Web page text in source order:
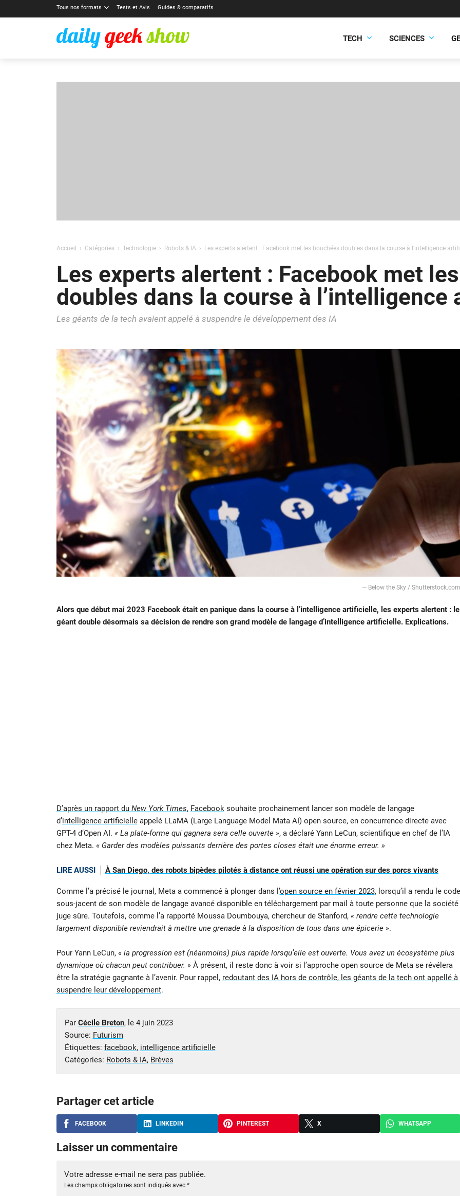
Tous nos formats Tests et Avis Guides & comparatifs
TECH SCIENCES
Accueil Catégories Technologie Robots & IA Les experts alertent : Facebook met les bouchées doubles dans la course à l’intelligence
Les experts alertent : Facebook met
doubles dans la course à
Les géants de la tech avaient appelé à suspendre le développement des IA
— Below the Sky / Shutterstock.com
Alors que début mai 2023 Facebook était en panique dans la course à l’intelligence artificielle, les experts alertent : le
géant double désormais sa décision de rendre son grand modèle de langage d’intelligence artificielle. Explications.
D’après un rapport du New York Times, Facebooksouhaite prochainement lancer son modèle de langage
d’intelligence artificielleappelé LLaMA (Large Language Model Mata AI) open source, en concurrence directe avec
GPT-4 d’Open AI. « La plate-forme qui gagnera sera celle ouverte », a déclaré Yann LeCun, scientifique en chef de l’IA
chez Meta. « Garder des modèles puissants derrière des portes closes était une énorme erreur. »
LIRE AUSSI À San Diego, des robots bipèdes pilotés à distance ont réussi une opération sur des porcs vivants
Comme l’a précisé le journal, Meta a commencé à plonger dans l’open source en février 2023, lorsqu’il a rendu le code
sous-jacent de son modèle de langage avancé disponible en téléchargement par mail à toute personne que la société
juge sûre. Toutefois, comme l’a rapporté Moussa Doumbouya, chercheur de Stanford, « rendre cette technologie
largement disponible reviendrait à mettre une grenade à la disposition de tous dans une épicerie ».
Pour Yann LeCun, « la progression est (néanmoins) plus rapide lorsqu’elle est ouverte. Vous avez un écosystème plus
dynamique où chacun peut contribuer. » À présent, il reste donc à voir si l’approche open source de Meta se révélera
être la stratégie gagnante à l’avenir. Pour rappel, redoutant des IA hors de contrôle, les géants de la tech ont appellé à
suspendre leur développement.
Par Cécile Breton, le 4 juin 2023
Source: Futurism
Étiquettes: facebook, intelligence artificielle
Catégories: Robots & IA, Brèves
Partager cet article
FACEBOOK LINKEDIN PINTEREST X WHATSAPP
Laisser un commentaire
Votre adresse e-mail ne sera pas publiée.
Les champs obligatoires sont indiqués avec *